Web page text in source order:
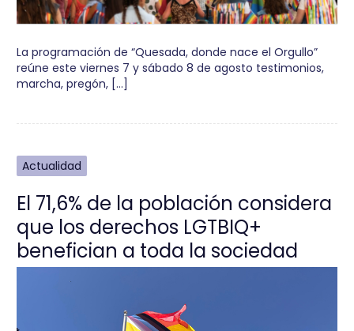
La programación de “Quesada, donde nace el Orgullo”
reúne este viernes 7 y sábado 8 de agosto testimonios,
marcha, pregón, […]
Actualidad
El 71,6% de la población considera
que los derechos LGTBIQ+
benefician a toda la sociedad